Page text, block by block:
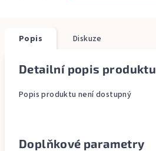
Popis Diskuze
Detailní popis produktu
Popis produktu není dostupný
Doplňkové parametry